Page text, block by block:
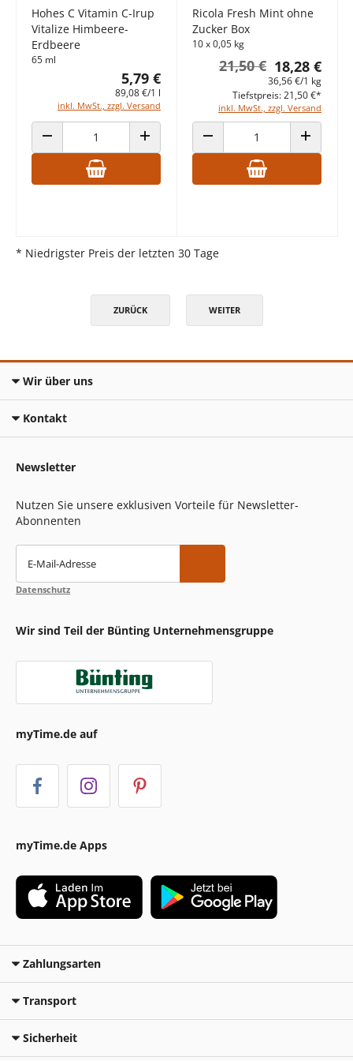
Hohes C Vitamin C-Irup
Vitalize Himbeere-
Erdbeere
65 ml
5,79 €
89,08 €/1 l
inkl. MwSt., zzgl. Versand
ANZAHL VERRINGERN ANZAHL ERHÖHEN
Ricola Fresh Mint ohne
Zucker Box
10 x 0,05 kg
18,28 €
21,50 €
36,56 €/1 kg
inkl. MwSt., zzgl. Versand
Tiefstpreis: 21,50 €*
ANZAHL VERRINGERN ANZAHL
* Niedrigster Preis der letzten 30 Tage
ZURÜCK WEITER
Wir über uns
Kontakt
Newsletter
Nutzen Sie unsere exklusiven Vorteile für Newsletter-
Abonnenten
E-Mail-Adresse
Datenschutz
Wir sind Teil der Bünting Unternehmensgruppe
myTime.de auf
myTime.de Apps
Zahlungsarten
Transport
Sicherheit